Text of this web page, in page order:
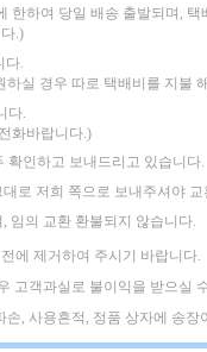
한하여 당일 배송 출발되며, 택
.)
다.
실 경우 따로 택배비를 지불
다.
화바랍니다.)
확인하고 보내드리고 있습니다.
로 저희 쪽으로 보내주셔야
임의 교환 환불되지 않습니다.
에 제거하여 주시기 바랍니다.
고객과실로 불이익을 받으실
, 사용흔적, 정품 상자에 송장